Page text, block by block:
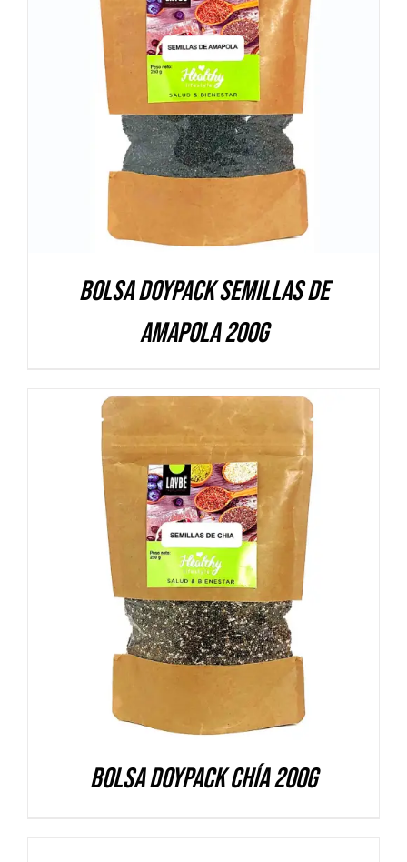
DETALLES
Bolsa Doypack Semillas de
amapola 200g
DETALLES
Bolsa Doypack Chía 200g